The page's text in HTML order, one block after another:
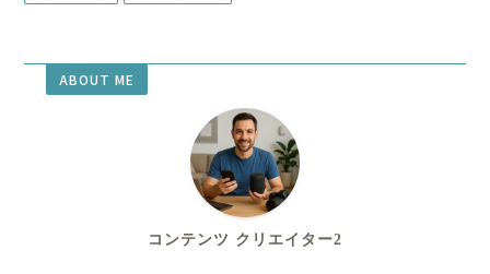
ABOUT ME
コンテンツ クリエイター2